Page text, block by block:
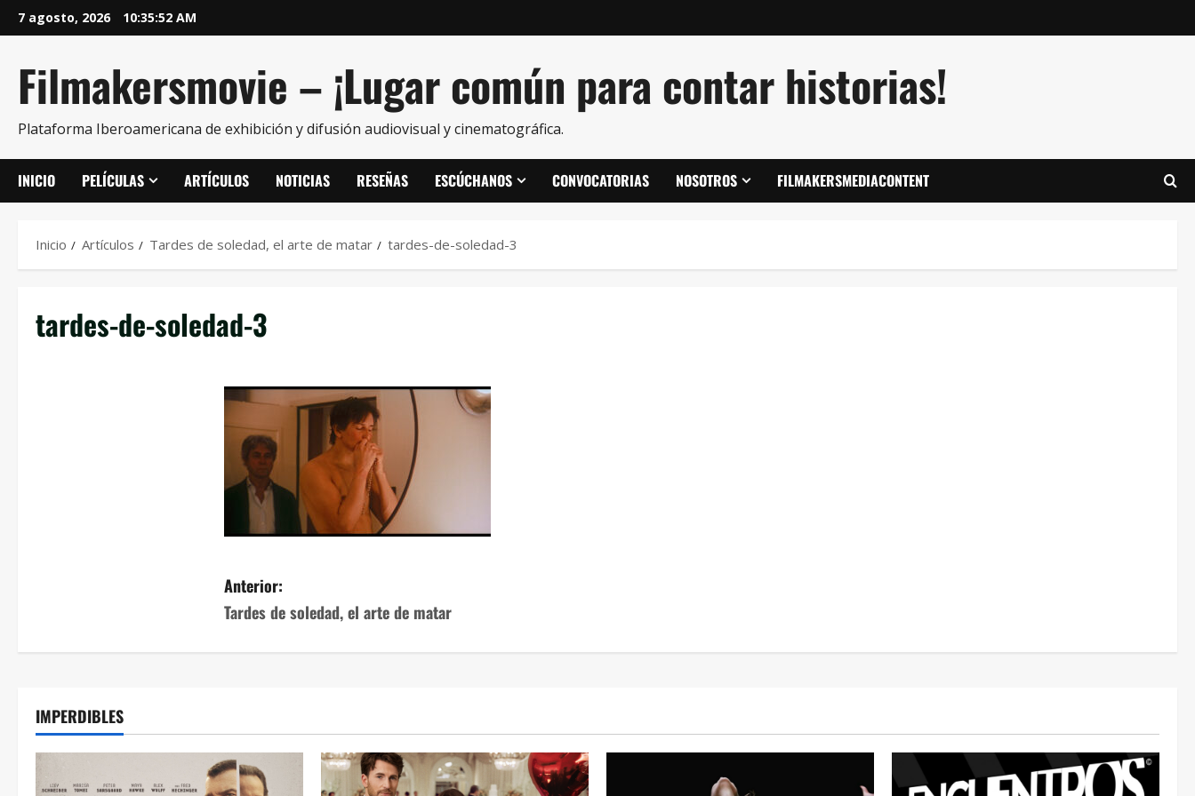
7 agosto, 2026 10:35:52 AM
Filmakersmovie – ¡Lugar común para contar historias!
Plataforma Iberoamericana de exhibición y difusión audiovisual y cinematográfica.
INICIO PELÍCULAS ARTÍCULOS NOTICIAS RESEÑAS ESCÚCHANOS CONVOCATORIAS NOSOTROS FILMAKERSMEDIACONTENT
Inicio Artículos Tardes de soledad, el arte de matar tardes-de-soledad-3
tardes-de-soledad-3
Anterior:
Tardes de soledad, el arte de matar
IMPERDIBLES